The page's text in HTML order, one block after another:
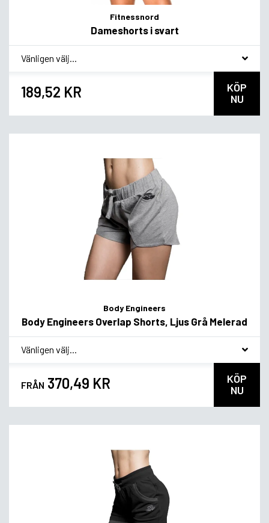
Fitnessnord
Dameshorts i svart
* Smagsvariant
189,52 KR
KÖP
NU
Body Engineers
Body Engineers Overlap Shorts, Ljus Grå Melerad
* Smakvariant
FRÅN 370,49 KR
KÖP
NU